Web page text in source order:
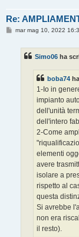
Re:
Mmar mag 10, 2022
Simo06 ha
boba74
1-Io in
impianto
dell'unità
dell'intero
2-Come
elementi
avere
isolare a
rispetto al
questa
Si avrebbe
non era
il resto).